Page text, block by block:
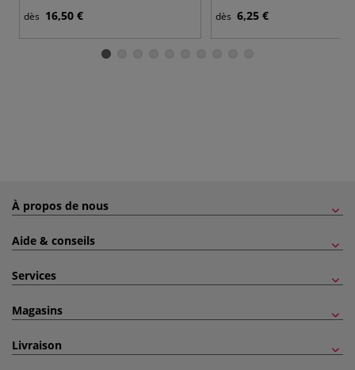
dès 16,50 € dès 6,25 €
À propos de nous
Aide & conseils
Services
Magasins
Livraison